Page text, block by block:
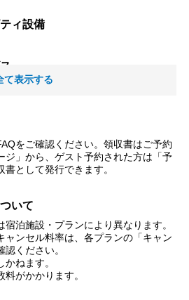
ィ設備
ス
て表示する
をご確認ください。領収書はご予約
ジ」から、ゲスト予約された方は「予
として発行できます。
いて
泊施設・プランにより異なります。
ャンセル料率は、各プランの「キャン
ください。
ねます。
がかかります。